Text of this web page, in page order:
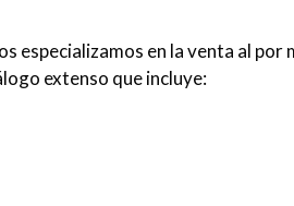
en la venta al por
extenso que incluye: